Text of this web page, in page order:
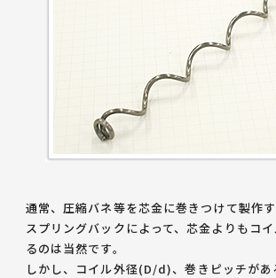
通常、圧縮バネ等を芯金に巻きつけて製作す
スプリングバックによって、芯金よりもコ
るのは当然です。
しかし、コイル外径(D/d)、巻きピッチがあ